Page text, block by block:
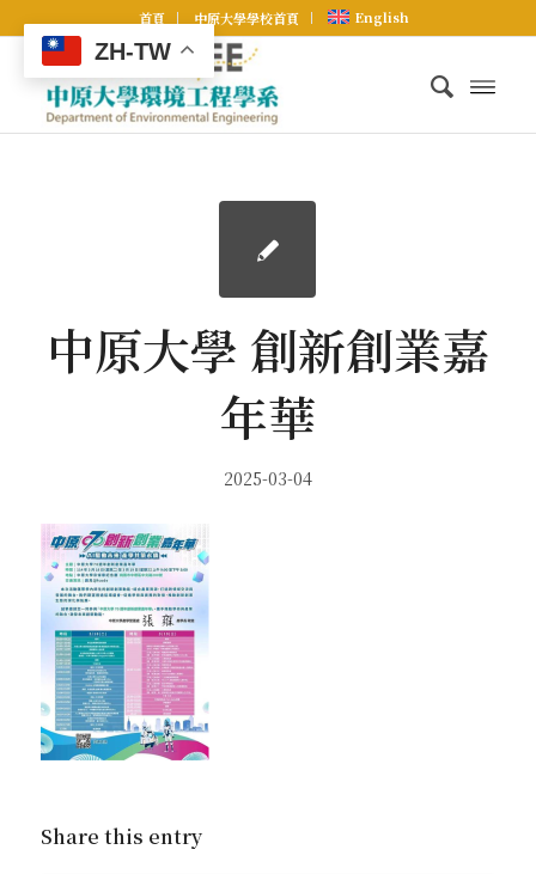
首頁 中原大學學校首頁 English
中原大學 創新創業嘉
年華
2025-03-04
Share this entry
ZH-TW